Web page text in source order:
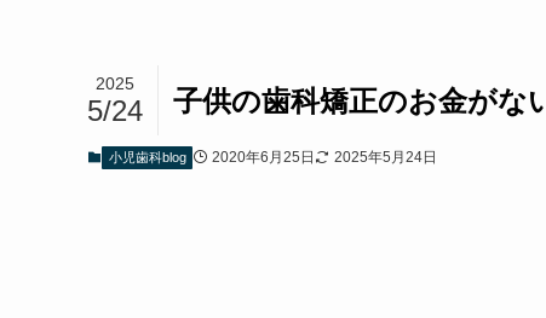
子供の歯科矯正のお金がな
2025
5/24
小児歯科blog 2020年6月25日 2025年5月24日